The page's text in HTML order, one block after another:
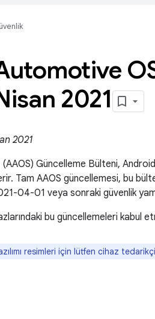
2021
2021
Güncelleme Bülteni,
Tam AAOS güncellemesi, bu
04-01 veya sonraki güvenlik
bu güncellemeleri kabul
resimleri için lütfen cihaz